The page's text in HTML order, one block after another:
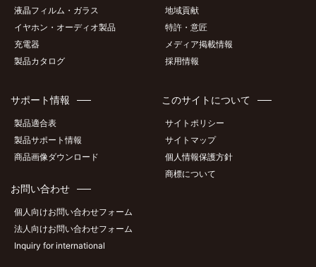
液晶フィルム・ガラス
イヤホン・オーディオ製品
充電器
製品カタログ
地域貢献
特許・意匠
メディア掲載情報
採用情報
サポート情報
製品適合表
製品サポート情報
商品画像ダウンロード
お問い合わせ
個人向けお問い合わせフォーム
法人向けお問い合わせフォーム
Inquiry for international
このサイトについて
サイトポリシー
サイトマップ
個人情報保護方針
商標について